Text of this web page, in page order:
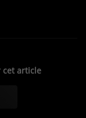
cet article